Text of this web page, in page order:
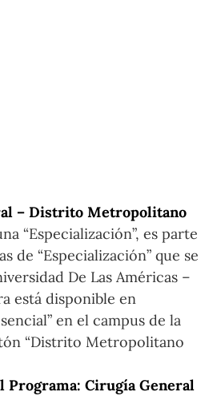
– Distrito Metropolitano
“Especialización”, es parte
de “Especialización” que se
De Las Américas –
está disponible en
en el campus de la
“Distrito Metropolitano
Programa: Cirugía General